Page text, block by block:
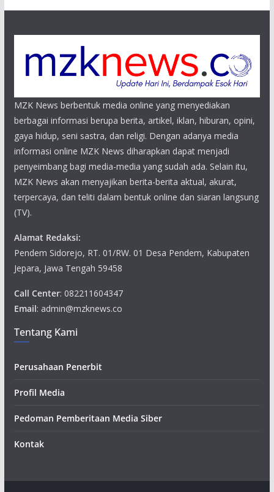
MZK News berbentuk media online yang menyediakan
berbagai informasi berupa berita, artikel, iklan, hiburan, opini,
gaya hidup, seni sastra, dan religi. Dengan adanya media
informasi online MZK News diharapkan dapat menjadi
penyeimbang bagi media-media yang sudah ada. Selain itu,
MZK News akan menyajikan berita-berita aktual, akurat,
terpercaya, dan teliti dalam bentuk online dan siaran langsung
(TV).
Alamat Redaksi:
Pendem Sidorejo, RT. 01/RW. 01 Desa Pendem, Kabupaten
Jepara, Jawa Tengah 59458
Call Center: 082211604347
Email: admin@mzknews.co
Tentang Kami
Perusahaan Penerbit
Profil Media
Pedoman Pemberitaan Media Siber
Kontak